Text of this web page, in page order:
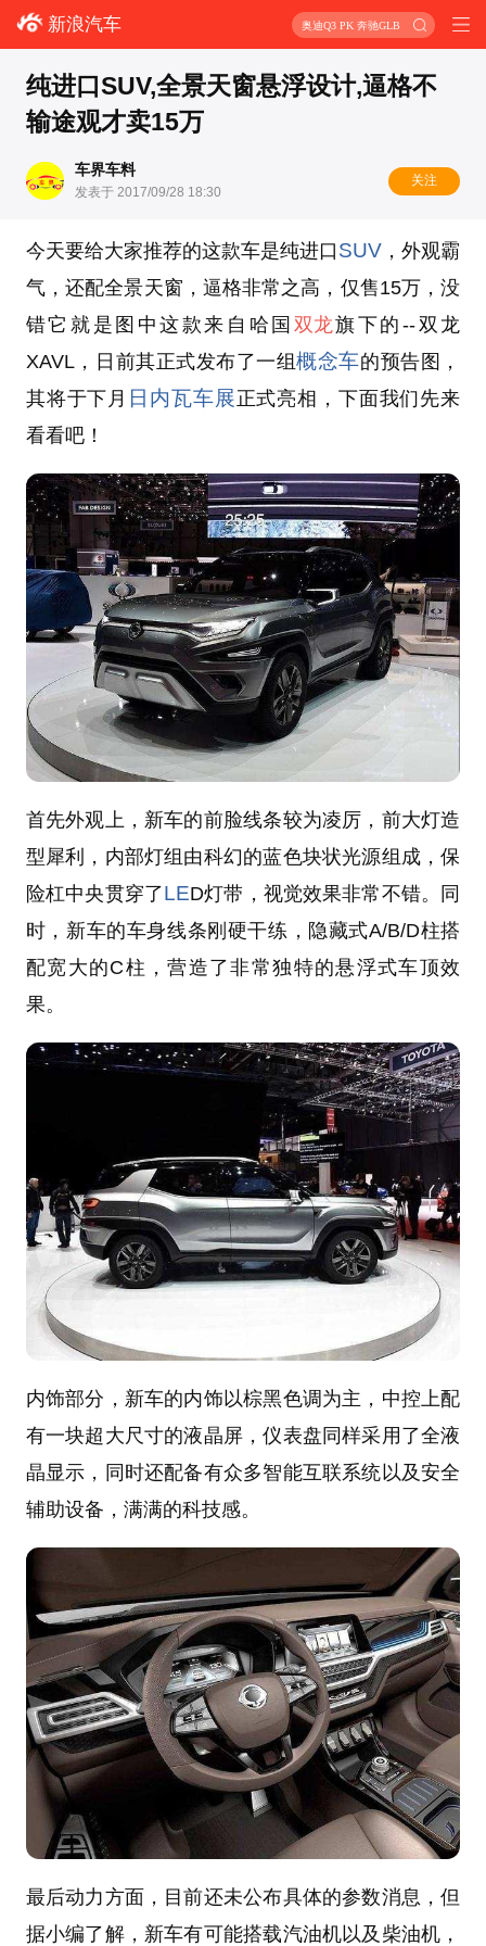
新浪汽车 奥迪Q3 PK 奔驰GLB
纯进口SUV,全景天窗悬浮设计,逼格不
输途观才卖15万
车界车料
发表于 2017/09/28 18:30
关注
今天要给大家推荐的这款车是纯进口 SUV ，外观霸
气，还配全景天窗，逼格非常之高，仅售15万，没
错它就是图中这款来自哈国 双龙旗下的--双龙
XAVL，日前其正式发布了一组概念车的预告图，
其将于下月 日内瓦车展正式亮相，下面我们先来
看看吧！
首先外观上，新车的前脸线条较为凌厉，前大灯造
型犀利，内部灯组由科幻的蓝色块状光源组成，保
险杠中央贯穿了LED灯带，视觉效果非常不错。同
时，新车的车身线条刚硬干练，隐藏式A/B/D柱搭
配宽大的C柱，营造了非常独特的悬浮式车顶效
果。
内饰部分，新车的内饰以棕黑色调为主，中控上配
有一块超大尺寸的液晶屏，仪表盘同样采用了全液
晶显示，同时还配备有众多智能互联系统以及安全
辅助设备，满满的科技感。
最后动力方面，目前还未公布具体的参数消息，但
据小编了解，新车有可能搭载汽油机以及柴油机，